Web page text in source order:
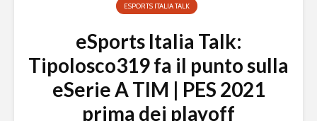
ESPORTS ITALIA TALK
eSports Italia Talk:
Tipolosco319 fa il punto sulla
eSerie A TIM | PES 2021
prima dei playoff